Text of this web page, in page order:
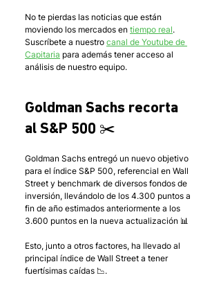
No te pierdas las noticias que están
moviendo los mercados en tiempo real.
Suscríbete a nuestro canal de Youtube de
Capitaria para además tener acceso al
análisis de nuestro equipo.
Goldman Sachs recorta
al S&P 500 ✂️
Goldman Sachs entregó un nuevo objetivo
para el índice S&P 500, referencial en Wall
Street y benchmark de diversos fondos de
inversión, llevándolo de los 4.300 puntos a
fin de año estimados anteriormente a los
3.600 puntos en la nueva actualización 📊
Esto, junto a otros factores, ha llevado al
principal índice de Wall Street a tener
fuertísimas caídas 📉.